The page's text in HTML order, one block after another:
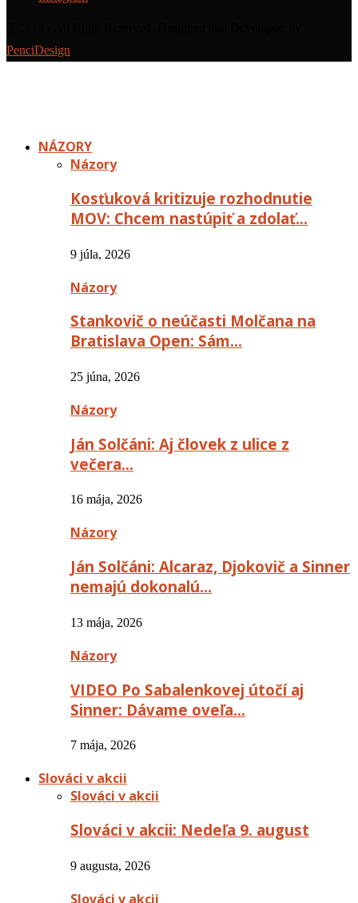
PenciDesign
NÁZORY
Názory
Kosťuková kritizuje rozhodnutie
MOV: Chcem nastúpiť a zdolať…
9 júla, 2026
Názory
Stankovič o neúčasti Molčana na
Bratislava Open: Sám…
25 júna, 2026
Názory
Ján Solčáni: Aj človek z ulice z
večera…
16 mája, 2026
Názory
Ján Solčáni: Alcaraz, Djokovič a Sinner
nemajú dokonalú…
13 mája, 2026
Názory
VIDEO Po Sabalenkovej útočí aj
Sinner: Dávame oveľa…
7 mája, 2026
Slováci v akcii
Slováci v akcii
Slováci v akcii: Nedeľa 9. august
9 augusta, 2026
Slováci v akcii